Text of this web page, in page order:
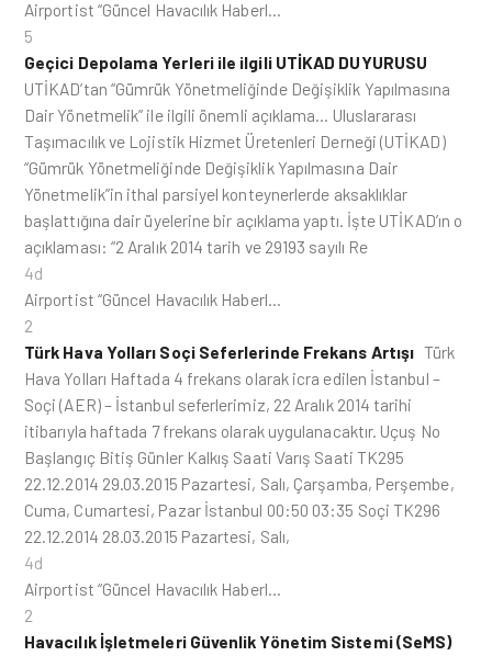
Airportist “Güncel Havacılık Haberl…
5
Geçici Depolama Yerleri ile ilgili UTİKAD DUYURUSU
UTİKAD’tan “Gümrük Yönetmeliğinde Değişiklik Yapılmasına
Dair Yönetmelik” ile ilgili önemli açıklama… Uluslararası
Taşımacılık ve Lojistik Hizmet Üretenleri Derneği (UTİKAD)
“Gümrük Yönetmeliğinde Değişiklik Yapılmasına Dair
Yönetmelik”in ithal parsiyel konteynerlerde aksaklıklar
başlattığına dair üyelerine bir açıklama yaptı. İşte UTİKAD’ın o
açıklaması: “2 Aralık 2014 tarih ve 29193 sayılı Re
4d
Airportist “Güncel Havacılık Haberl…
2
Türk Hava Yolları Soçi Seferlerinde Frekans Artışı Türk
Hava Yolları Haftada 4 frekans olarak icra edilen İstanbul –
Soçi (AER) – İstanbul seferlerimiz, 22 Aralık 2014 tarihi
itibarıyla haftada 7 frekans olarak uygulanacaktır. Uçuş No
Başlangıç Bitiş Günler Kalkış Saati Varış Saati TK295
22.12.2014 29.03.2015 Pazartesi, Salı, Çarşamba, Perşembe,
Cuma, Cumartesi, Pazar İstanbul 00:50 03:35 Soçi TK296
22.12.2014 28.03.2015 Pazartesi, Salı,
4d
Airportist “Güncel Havacılık Haberl…
2
Havacılık İşletmeleri Güvenlik Yönetim Sistemi (SeMS)